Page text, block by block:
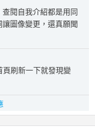
閱自我介紹都是用同
圖像變更，還真願聞
刷新一下就發現變